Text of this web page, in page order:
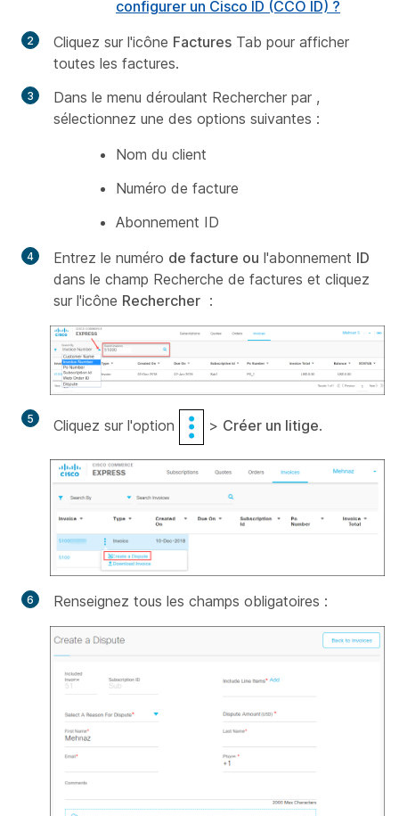
configurer un Cisco ID (CCO ID) ?
Cliquez sur l'icône Factures Tab pour afficher
toutes les factures.
Dans le menu déroulant Rechercher par ,
sélectionnez une des options suivantes :
Nom du client
Numéro de facture
Abonnement ID
Entrez le numéro de facture ou l'abonnement ID
dans le champ Recherche de factures et cliquez
sur l'icône Rechercher :
Cliquez sur l'option > Créer un litige.
Renseignez tous les champs obligatoires :